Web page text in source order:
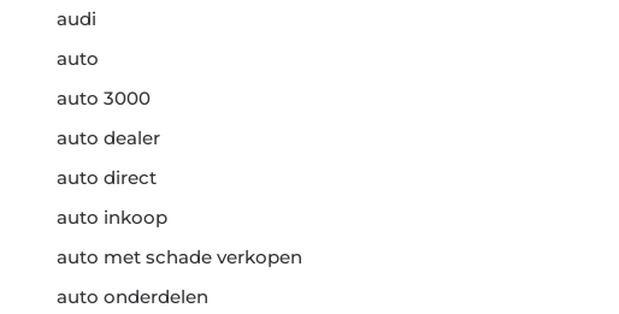
audi
auto
auto 3000
auto dealer
auto direct
auto inkoop
auto met schade verkopen
auto onderdelen